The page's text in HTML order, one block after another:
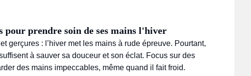
pour prendre soin de ses mains l'hiver
gerçures : l’hiver met les mains à rude épreuve. Pourtant,
à sauver sa douceur et son éclat. Focus sur des
des mains impeccables, même quand il fait froid.